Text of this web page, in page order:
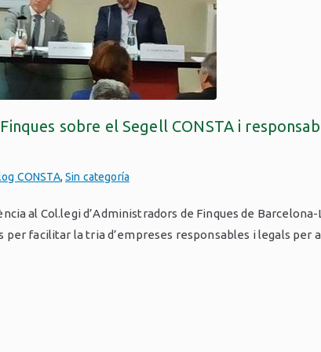
sobre el Segell CONSTA i
CONSTA,Sin categoría
al Col.legi d’Administradors de Finques de
facilitar la tria d’empreses responsables i legals